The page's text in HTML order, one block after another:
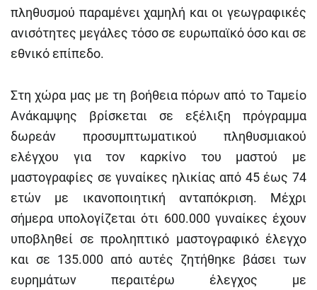
πληθυσμού παραμένει χαμηλή και οι γεωγραφικές
ανισότητες μεγάλες τόσο σε ευρωπαϊκό όσο και σε
εθνικό επίπεδο.
Στη χώρα μας με τη βοήθεια πόρων από το Ταμείο
Ανάκαμψης βρίσκεται σε εξέλιξη πρόγραμμα
δωρεάν προσυμπτωματικού πληθυσμιακού
ελέγχου για τον καρκίνο του μαστού με
μαστογραφίες σε γυναίκες ηλικίας από 45 έως 74
ετών με ικανοποιητική ανταπόκριση. Μέχρι
σήμερα υπολογίζεται ότι 600.000 γυναίκες έχουν
υποβληθεί σε προληπτικό μαστογραφικό έλεγχο
και σε 135.000 από αυτές ζητήθηκε βάσει των
ευρημάτων περαιτέρω έλεγχος με